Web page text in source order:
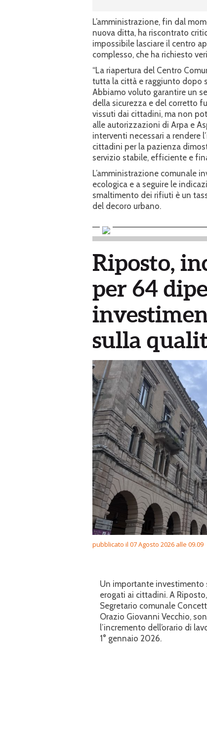
L’amministrazione, fin dal
nuova ditta, ha riscontrato
impossibile lasciare il centro
complesso, che ha richiesto
“La riapertura del Centro
tutta la città e raggiunto dopo
Abbiamo voluto garantire un
della sicurezza e del corretto
vissuti dai cittadini, ma non
alle autorizzazioni di Arpa e
interventi necessari a rendere
cittadini per la pazienza
servizio stabile, efficiente e
L’amministrazione comunale
ecologica e a seguire le
smaltimento dei rifiuti è un
del decoro urbano.
Riposto,
per 64
sulla
pubblicato il 07 Agosto 2026 alle 09.09
Un importante investimento
erogati ai cittadini. A
Segretario comunale
Orazio Giovanni Vecchio,
l’incremento dell’orario di
1° gennaio 2026.